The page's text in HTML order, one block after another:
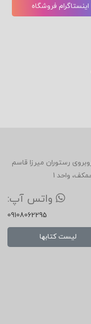
اینستاگرام فروشگاه
خیابان 12 فروردین، روبروی رستوران میرزا قاسم
واحد 1
واتس آپ:
09108062295
لیست کتابها